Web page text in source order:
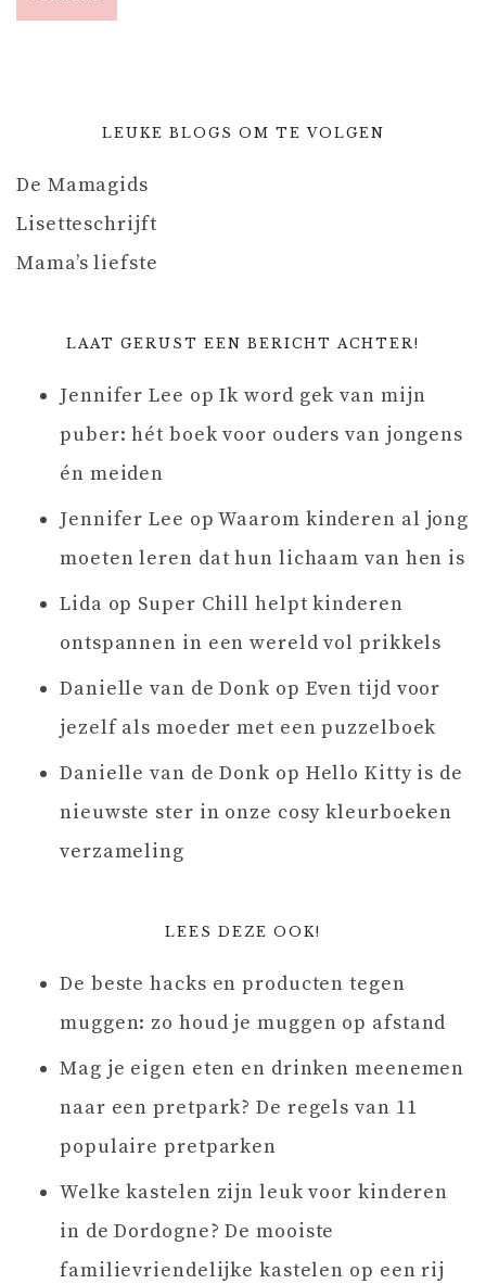
LEUKE BLOGS OM TE VOLGEN
De Mamagids
Lisetteschrijft
Mama’s liefste
LAAT GERUST EEN BERICHT ACHTER!
Jennifer Lee opIk word gek van mijn
puber: hét boek voor ouders van jongens
én meiden
Jennifer Lee opWaarom kinderen al jong
moeten leren dat hun lichaam van hen is
Lida op Super Chill helpt kinderen
ontspannen in een wereld vol prikkels
Danielle van de Donk op Even tijd voor
jezelf als moeder met een puzzelboek
Danielle van de Donk op Hello Kitty is de
nieuwste ster in onze cosy kleurboeken
verzameling
LEES DEZE OOK!
De beste hacks en producten tegen
muggen: zo houd je muggen op afstand
Mag je eigen eten en drinken meenemen
naar een pretpark? De regels van 11
populaire pretparken
Welke kastelen zijn leuk voor kinderen
in de Dordogne? De mooiste
familievriendelijke kastelen op een rij